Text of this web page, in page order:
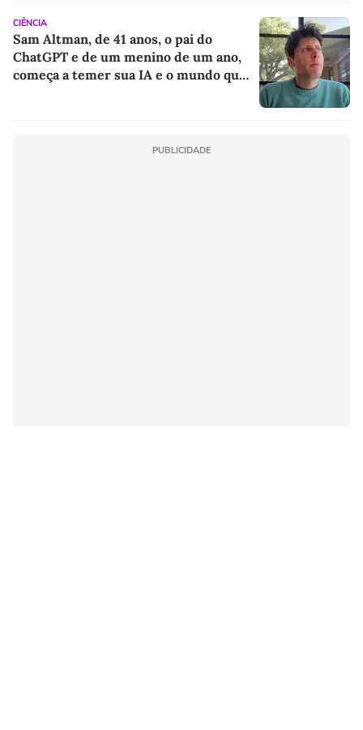
CIÊNCIA
Sam Altman, de 41 anos, o pai do
ChatGPT e de um menino de um ano,
começa a temer sua IA e o mundo que
PUBLICIDADE